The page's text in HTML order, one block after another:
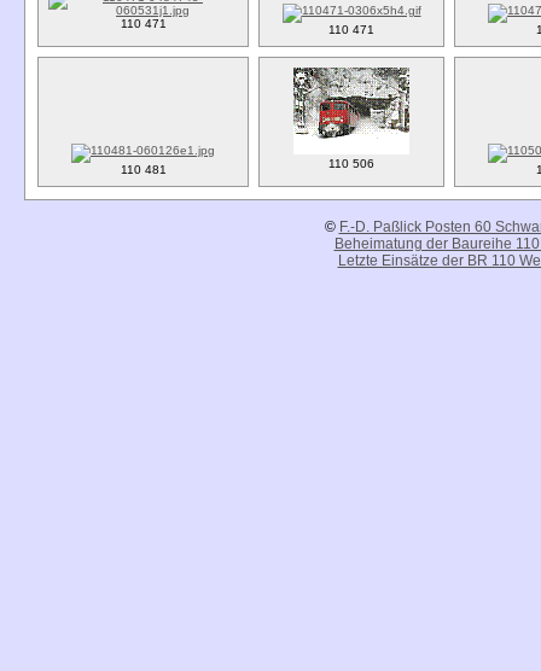
110 471 110 471
110 481 110 506
© F.-D. Paßlick Posten 60
Beheimatung der Baureihe
Letzte Einsätze der BR 110